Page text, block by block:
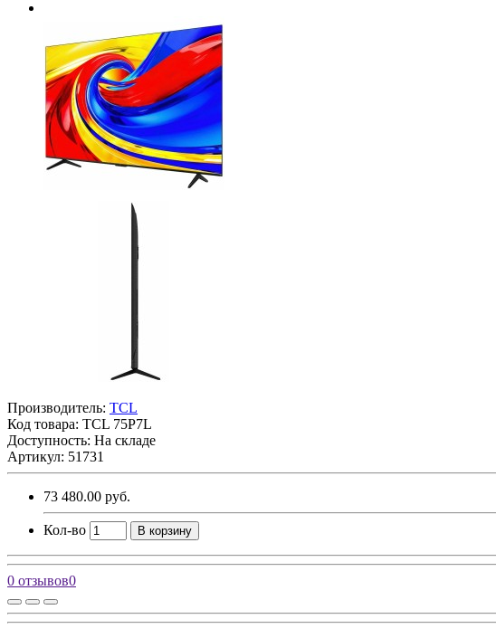
Производитель: TCL
Код товара: TCL 75P7L
Доступность: На складе
Артикул: 51731
73 480.00 руб.
Кол-во В корзину
0 отзывов0